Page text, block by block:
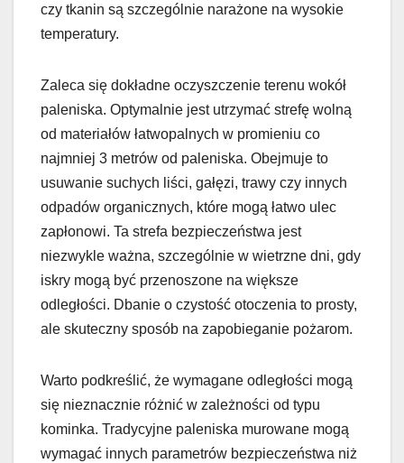
czy tkanin są szczególnie narażone na wysokie
temperatury.
Zaleca się dokładne oczyszczenie terenu wokół
paleniska. Optymalnie jest utrzymać strefę wolną
od materiałów łatwopalnych w promieniu co
najmniej 3 metrów od paleniska. Obejmuje to
usuwanie suchych liści, gałęzi, trawy czy innych
odpadów organicznych, które mogą łatwo ulec
zapłonowi. Ta strefa bezpieczeństwa jest
niezwykle ważna, szczególnie w wietrzne dni, gdy
iskry mogą być przenoszone na większe
odległości. Dbanie o czystość otoczenia to prosty,
ale skuteczny sposób na zapobieganie pożarom.
Warto podkreślić, że wymagane odległości mogą
się nieznacznie różnić w zależności od typu
kominka. Tradycyjne paleniska murowane mogą
wymagać innych parametrów bezpieczeństwa niż